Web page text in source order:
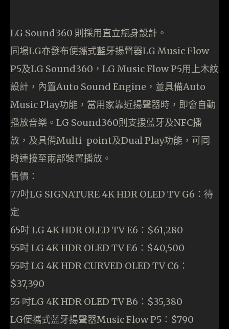
LG Sound360 則採用直立瓶身設計。
同場LG亦發布便攜式藍牙揚聲器LG Music Flow
P5及LG Sound360，LG Music Flow P5用上木紋
設計，內置Auto Sound Engine，並具備Auto
Music Play功能，當用家靠近揚聲器時，即會自動
播放音樂。LG Sound360則支援藍牙及NFC播
放，及具備Multi-point及Dual Play功能，可同
時連接至兩部裝置播放。
售價：
77吋LG SIGNATURE 4K HDR OLED TV G6：待
定
65吋 LG 4K HDR OLED TV E6：$61,280
55吋 LG 4K HDR OLED TV E6：$40,500
55吋 LG 4K HDR CURVED OLED TV C6：
$37,390
55 吋LG 4K HDR OLED TV B6：$35,380
LG便攜式藍牙揚聲器Music Flow P5：$790